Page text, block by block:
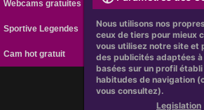
Webcams gratuites
Sportive Legendes
Cam hot gratuit
Nous utilisons nos
ceux de tiers pour mieux
vous utilisez notre site et
des publicités adaptées
basées sur un profil
habitudes de navigation
vous consultez).
Legislation